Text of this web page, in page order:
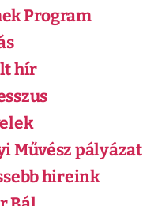
Program
hír
Művész pályázat
hireink